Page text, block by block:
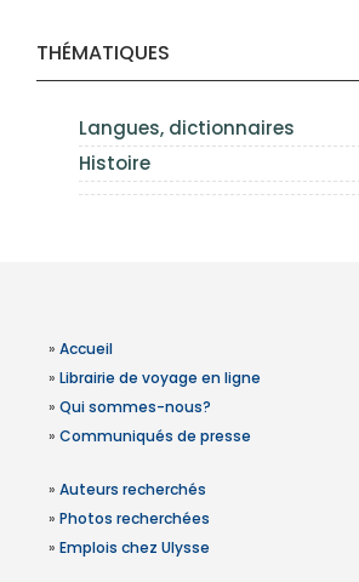
THÉMATIQUES
Langues, dictionnaires
Histoire
» Accueil
» Librairie de voyage en ligne
» Qui sommes-nous?
» Communiqués de presse
» Auteurs recherchés
» Photos recherchées
» Emplois chez Ulysse